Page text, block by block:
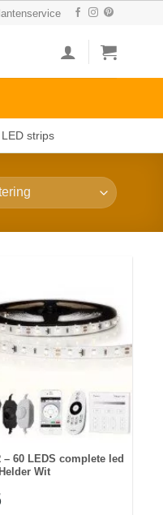
strips
– 60 LEDS complete led
Wit